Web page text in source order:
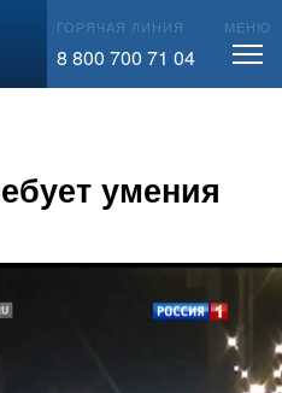
ГОРЯЧАЯ ЛИНИЯ
8 800 700 71 04
МЕНЮ
умения